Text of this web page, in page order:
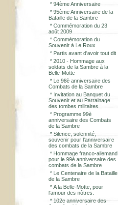
* 94ème Anniversaire
* 95ème Anniversaire de la
Bataille de la Sambre
* Commémoration du 23
août 2009
* Commémoration du
Souvenir à Le Roux
* Partis avant d'avoir tout dit
* 2010 - Hommage aux
soldats de la Sambre à la
Belle-Motte
* Le 98è anniversaire des
Combats de la Sambre
* Invitation au Banquet du
Souvenir et au Parrainage
des tombes militaires
* Programme 99è
anniversaire des Combats
de la Sambre
* Silence, solennité,
souvenir pour l'anniversaire
des combats de la Sambre
* Hommage franco-allemand
pour le 99è anniversaire des
combats de la Sambre
* Le Centenaire de la Bataille
de la Sambre
* A la Belle-Motte, pour
l'amour des nôtres.
* 102e anniversaire des